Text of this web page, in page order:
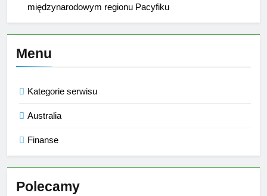
międzynarodowym regionu Pacyfiku
Menu
Kategorie serwisu
Australia
Finanse
Polecamy